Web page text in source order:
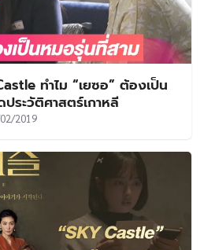
ทำไม “เยซอ” ต้องเป็น
ระวัติศาสตร์เกาหลี
2019